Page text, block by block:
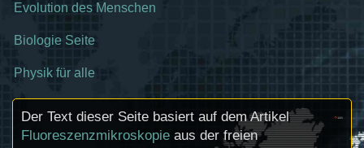
Evolution des Menschen
Biologie Seite
Physik für alle
Der Text dieser Seite basiert auf dem Artikel
Fluoreszenzmikroskopie aus der freien